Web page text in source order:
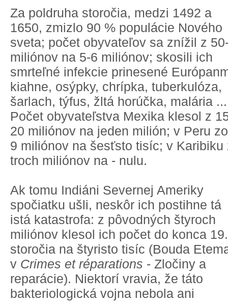
Za poldruha storočia, medzi 1492 a
1650, zmizlo 90 % populácie Nového
sveta; počet obyvateľov sa znížil z
miliónov na 5-6 miliónov; skosili ich
smrteľné infekcie prinesené
kiahne, osýpky, chrípka, tuberkulóza,
šarlach, týfus, žltá horúčka, malária ...
Počet obyvateľstva Mexika klesol z
20 miliónov na jeden milión; v Peru
9 miliónov na šesťsto tisíc; v Karibiku
troch miliónov na - nulu.
Ak tomu Indiáni Severnej Ameriky
spočiatku ušli, neskôr ich postihne tá
istá katastrofa: z pôvodných štyroch
miliónov klesol ich počet do konca 19.
storočia na štyristo tisíc (Bouda
v Crimes et réparations - Zločiny a
reparácie). Niektorí vravia, že táto
bakteriologická vojna nebola ani